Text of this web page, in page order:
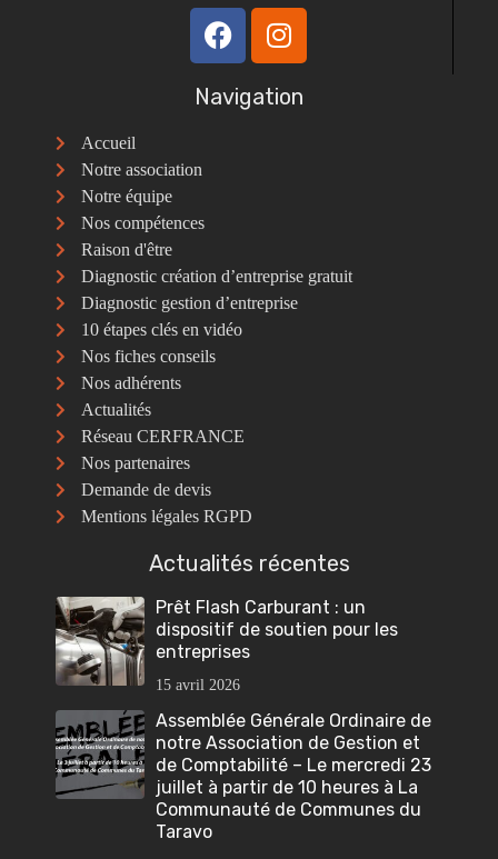
Navigation
Accueil
Notre association
Notre équipe
Nos compétences
Raison d'être
Diagnostic création d’entreprise gratuit
Diagnostic gestion d’entreprise
10 étapes clés en vidéo
Nos fiches conseils
Nos adhérents
Actualités
Réseau CERFRANCE
Nos partenaires
Demande de devis
Mentions légales RGPD
Actualités récentes
Prêt Flash Carburant : un
dispositif de soutien pour les
entreprises
15 avril 2026
Assemblée Générale Ordinaire de
notre Association de Gestion et
de Comptabilité – Le mercredi 23
juillet à partir de 10 heures à La
Communauté de Communes du
Taravo